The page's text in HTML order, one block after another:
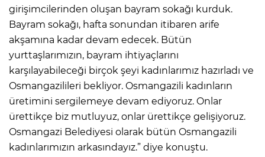
girişimcilerinden oluşan bayram sokağı kurduk.
Bayram sokağı, hafta sonundan itibaren arife
akşamına kadar devam edecek. Bütün
yurttaşlarımızın, bayram ihtiyaçlarını
karşılayabileceği birçok şeyi kadınlarımız hazırladı ve
Osmangazilileri bekliyor. Osmangazili kadınların
üretimini sergilemeye devam ediyoruz. Onlar
ürettikçe biz mutluyuz, onlar ürettikçe gelişiyoruz.
Osmangazi Belediyesi olarak bütün Osmangazili
kadınlarımızın arkasındayız.” diye konuştu.